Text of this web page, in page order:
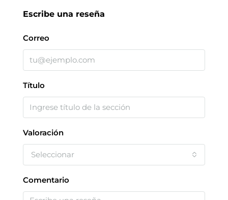
Escribe una reseña
Correo
Título
Valoración
Seleccionar
Comentario